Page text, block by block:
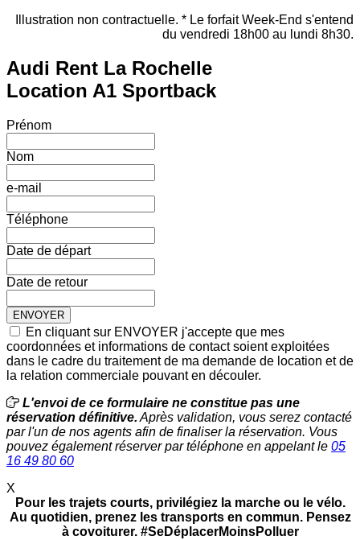
Illustration non contractuelle. * Le forfait Week-End s'entend
du vendredi 18h00 au lundi 8h30.
Audi Rent La Rochelle
Location A1 Sportback
Prénom
Nom
e-mail
Téléphone
Date de départ
Date de retour
En cliquant sur ENVOYER j'accepte que mes
coordonnées et informations de contact soient exploitées
dans le cadre du traitement de ma demande de location et de
la relation commerciale pouvant en découler.
L'envoi de ce formulaire ne constitue pas une
réservation définitive. Après validation, vous serez contacté
par l'un de nos agents afin de finaliser la réservation. Vous
pouvez également réserver par téléphone en appelant le 05
16 49 80 60
X
Pour les trajets courts, privilégiez la marche ou le vélo.
Au quotidien, prenez les transports en commun. Pensez
à covoiturer. #SeDéplacerMoinsPolluer